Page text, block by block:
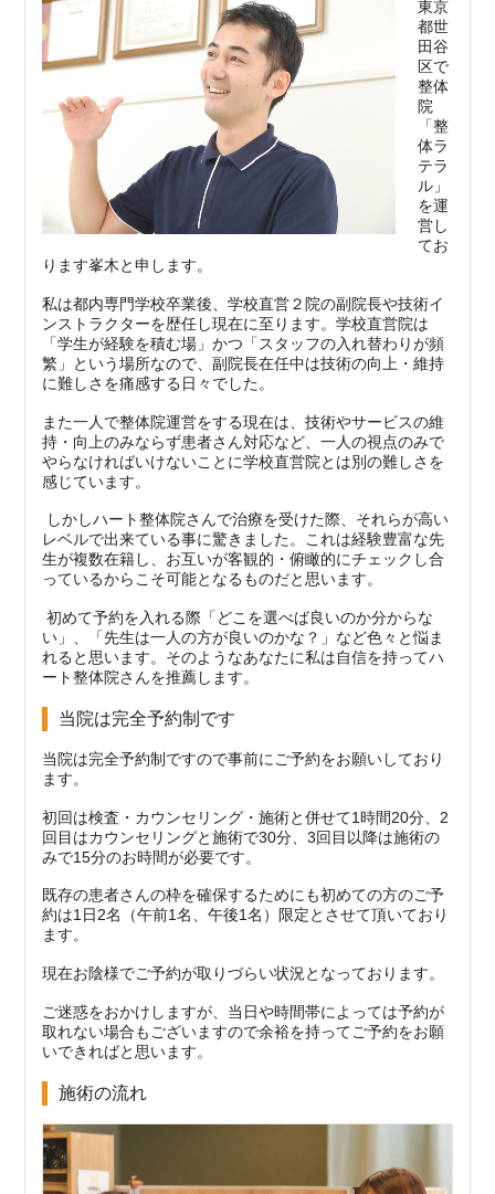
東京
都世
田谷
区で
整体
院
「整
体ラ
テラ
ル」
を運
営し
てお
ります峯木と申します。
私は都内専門学校卒業後、学校直営２院の副院長や技術イ
ンストラクターを歴任し現在に至ります。学校直営院は
「学生が経験を積む場」かつ「スタッフの入れ替わりが頻
繁」という場所なので、副院長在任中は技術の向上・維持
に難しさを痛感する日々でした。
また一人で整体院運営をする現在は、技術やサービスの維
持・向上のみならず患者さん対応など、一人の視点のみで
やらなければいけないことに学校直営院とは別の難しさを
感じています。
しかしハート整体院さんで治療を受けた際、それらが高い
レベルで出来ている事に驚きました。これは経験豊富な先
生が複数在籍し、お互いが客観的・俯瞰的にチェックし合
っているからこそ可能となるものだと思います。
初めて予約を入れる際「どこを選べば良いのか分からな
い」、「先生は一人の方が良いのかな？」など色々と悩ま
れると思います。そのようなあなたに私は自信を持ってハ
ート整体院さんを推薦します。
当院は完全予約制です
当院は完全予約制ですので事前にご予約をお願いしており
ます。
初回は検査・カウンセリング・施術と併せて1時間20分、2
回目はカウンセリングと施術で30分、3回目以降は施術の
みで15分のお時間が必要です。
既存の患者さんの枠を確保するためにも初めての方のご予
約は1日2名（午前1名、午後1名）限定とさせて頂いており
ます。
現在お陰様でご予約が取りづらい状況となっております。
ご迷惑をおかけしますが、当日や時間帯によっては予約が
取れない場合もございますので余裕を持ってご予約をお願
いできればと思います。
施術の流れ